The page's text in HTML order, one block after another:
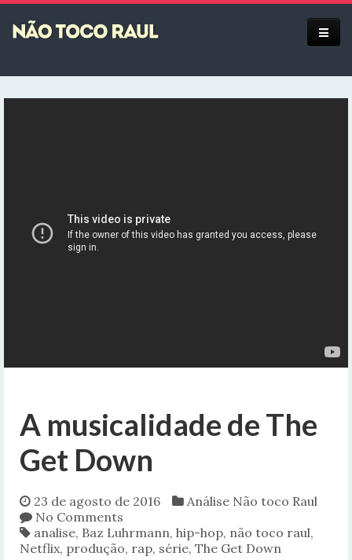
Equipe
A musicalidade de The
Get Down
23 de agosto de 2016 Análise Não toco Raul
No Comments
analise, Baz Luhrmann, hip-hop, não toco raul,
Netflix, produção, rap, série, The Get Down